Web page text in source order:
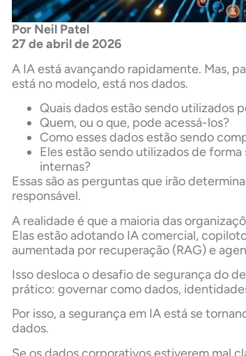
Por Neil Patel
27 de abril de 2026
A IA está avançando rapidamente. Mas,
está no modelo, está nos dados.
Quais dados estão sendo utilizados
Quem, ou o que, pode acessá-los?
Como esses dados estão sendo
Eles estão sendo utilizados de
internas?
Essas são as perguntas que irão
responsável.
A realidade é que a maioria das
Elas estão adotando IA comercial,
aumentada por recuperação (RAG) e
Isso desloca o desafio de segurança do
prático: governar como dados,
Por isso, a segurança em IA está se
dados.